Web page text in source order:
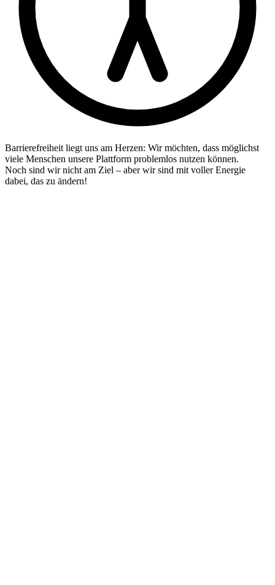
Barrierefreiheit liegt uns am Herzen: Wir möchten, dass möglichst
viele Menschen unsere Plattform problemlos nutzen können.
Noch sind wir nicht am Ziel – aber wir sind mit voller Energie
dabei, das zu ändern!